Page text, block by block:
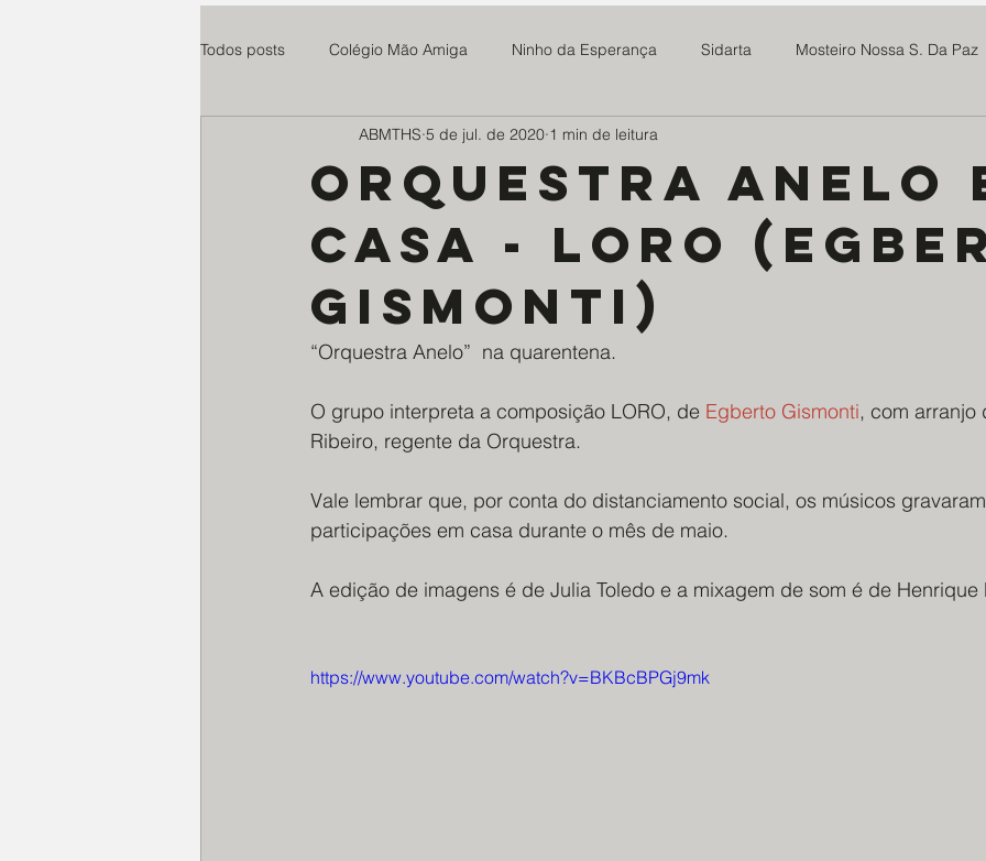
Todos posts Colégio Mão Amiga Ninho da Esperança Sidarta Mosteiro Nossa S. Da Paz
Parsifal Centro Madre Maria Rosa
Esperança e Vida teste Projeto Tive Fome Assoc Benef Educ Brasil China Família
Paroquia Santo Agostinho Romilia Maria Projeto Doce Lar
Instituto Anelo Expedicionários da Saúde - EDS Mosteiro do Salvador
Educandário N. Senhora do Amparo
Orquestra Anelo
Casa - Loro
Gismonti)
ABMTHS 5 de jul. de 2020 1 min de leitura
“Orquestra Anelo”  na quarentena.
O grupo interpreta a composição LORO, de Egberto Gismonti, com arranjo
Ribeiro, regente da Orquestra.
Vale lembrar que, por conta do distanciamento social, os músicos
participações em casa durante o mês de maio.
A edição de imagens é de Julia Toledo e a mixagem de som é de Henrique
https://www.youtube.com/watch?v=BKBcBPGj9mk